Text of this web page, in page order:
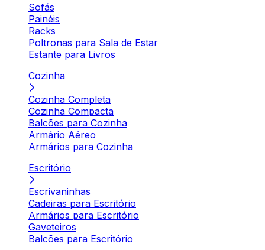
Sofás
Painéis
Racks
Poltronas para Sala de Estar
Estante para Livros
Cozinha
Cozinha Completa
Cozinha Compacta
Balcões para Cozinha
Armário Aéreo
Armários para Cozinha
Escritório
Escrivaninhas
Cadeiras para Escritório
Armários para Escritório
Gaveteiros
Balcões para Escritório